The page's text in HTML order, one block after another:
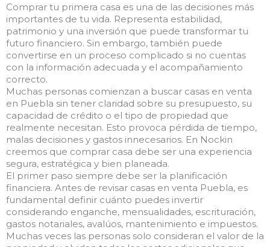
Comprar tu primera casa es una de las decisiones más
importantes de tu vida. Representa estabilidad,
patrimonio y una inversión que puede transformar tu
futuro financiero. Sin embargo, también puede
convertirse en un proceso complicado si no cuentas
con la información adecuada y el acompañamiento
correcto.
Muchas personas comienzan a buscar casas en venta
en Puebla sin tener claridad sobre su presupuesto, su
capacidad de crédito o el tipo de propiedad que
realmente necesitan. Esto provoca pérdida de tiempo,
malas decisiones y gastos innecesarios. En Nockin
creemos que comprar casa debe ser una experiencia
segura, estratégica y bien planeada.
El primer paso siempre debe ser la planificación
financiera. Antes de revisar casas en venta Puebla, es
fundamental definir cuánto puedes invertir
considerando enganche, mensualidades, escrituración,
gastos notariales, avalúos, mantenimiento e impuestos.
Muchas veces las personas solo consideran el valor de la